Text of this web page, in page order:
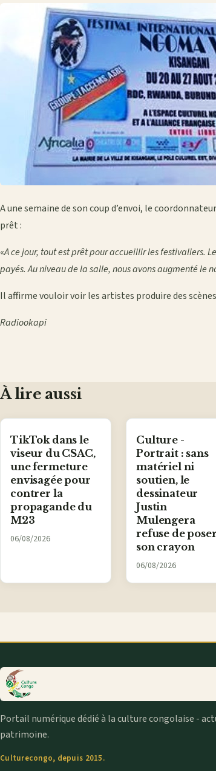
A une semaine de son coup d’envoi, le
prêt :
«A ce jour, tout est prêt pour accueillir les festivaliers.
payés. Au niveau de la salle, nous avons augmenté le
Il affirme vouloir voir les artistes produire des
Radiookapi
À lire aussi
TikTok dans le
viseur du CSAC,
une fermeture
envisagée pour
contrer la
propagande du
M23
06/08/2026
Culture -
Portrait : sans
matériel ni
soutien, le
dessinateur
Justin
Mulengera
refuse de poser
son crayon
06/08/2026
Portail numérique dédié à la culture congolaise -
patrimoine.
Culturecongo, depuis 2015.